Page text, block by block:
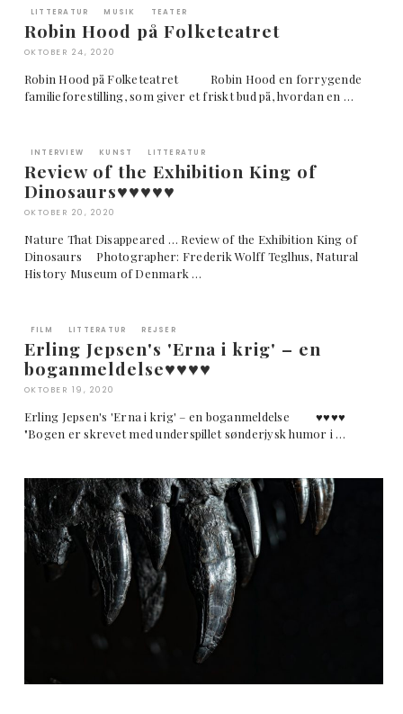
LITTERATUR MUSIK TEATER
Robin Hood på Folketeatret
OKTOBER 24, 2020
Robin Hood på Folketeatret Robin Hood en forrygende
familieforestilling, som giver et friskt bud på, hvordan en …
INTERVIEW KUNST LITTERATUR
Review of the Exhibition King of
Dinosaurs♥︎♥︎♥︎♥︎♥︎
OKTOBER 20, 2020
Nature That Disappeared … Review of the Exhibition King of
Dinosaurs Photographer: Frederik Wolff Teglhus, Natural
History Museum of Denmark …
FILM LITTERATUR REJSER
Erling Jepsen's 'Erna i krig' – en
boganmeldelse♥︎♥︎♥︎♥︎
OKTOBER 19, 2020
Erling Jepsen's 'Erna i krig' – en boganmeldelse ♥︎♥︎♥︎♥︎
"Bogen er skrevet med underspillet sønderjysk humor i …